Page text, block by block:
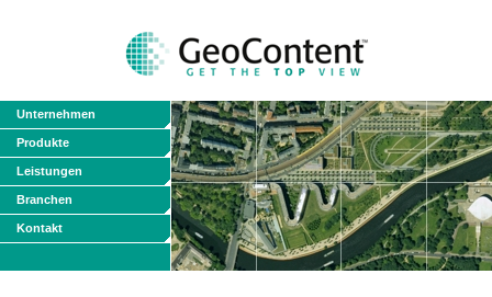
Unternehmen
Produkte
Leistungen
Branchen
Kontakt